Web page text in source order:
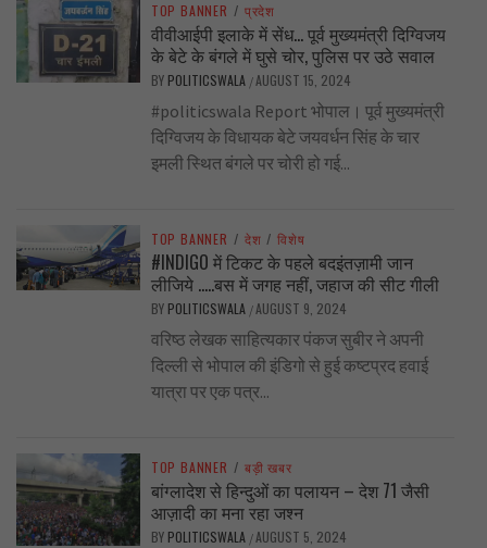
TOP BANNER / प्रदेश
वीवीआईपी इलाके में सेंध… पूर्व मुख्यमंत्री दिग्विजय
के बेटे के बंगले में घुसे चोर, पुलिस पर उठे सवाल
BY POLITICSWALA /AUGUST 15, 2024
#politicswala Report भोपाल। पूर्व मुख्यमंत्री
दिग्विजय के विधायक बेटे जयवर्धन सिंह के चार
इमली स्थित बंगले पर चोरी हो गई...
TOP BANNER / देश / विशेष
#INDIGO में टिकट के पहले बदइंतज़ामी जान
लीजिये …..बस में जगह नहीं, जहाज की सीट गीली
BY POLITICSWALA /AUGUST 9, 2024
वरिष्ठ लेखक साहित्यकार पंकज सुबीर ने अपनी
दिल्ली से भोपाल की इंडिगो से हुई कष्टप्रद हवाई
यात्रा पर एक पत्र...
TOP BANNER / बड़ी खबर
बांग्लादेश से हिन्दुओं का पलायन – देश 71 जैसी
आज़ादी का मना रहा जश्न
BY POLITICSWALA /AUGUST 5, 2024